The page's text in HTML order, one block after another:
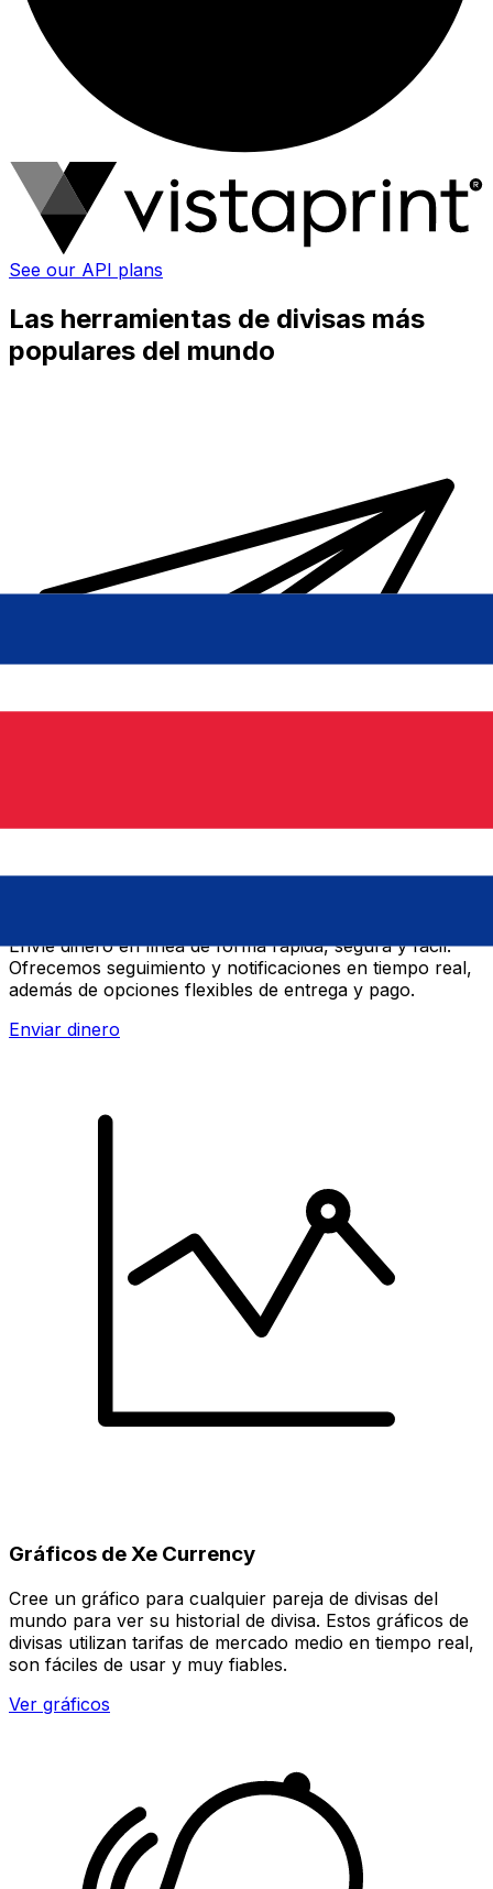
See our API plans
Las herramientas de divisas más
populares del mundo
Envíe dinero en línea de forma rápida, segura y fácil.
Ofrecemos seguimiento y notificaciones en tiempo real,
además de opciones flexibles de entrega y pago.
Enviar dinero
Gráficos de Xe Currency
Cree un gráfico para cualquier pareja de divisas del
mundo para ver su historial de divisa. Estos gráficos de
divisas utilizan tarifas de mercado medio en tiempo real,
son fáciles de usar y muy fiables.
Ver gráficos